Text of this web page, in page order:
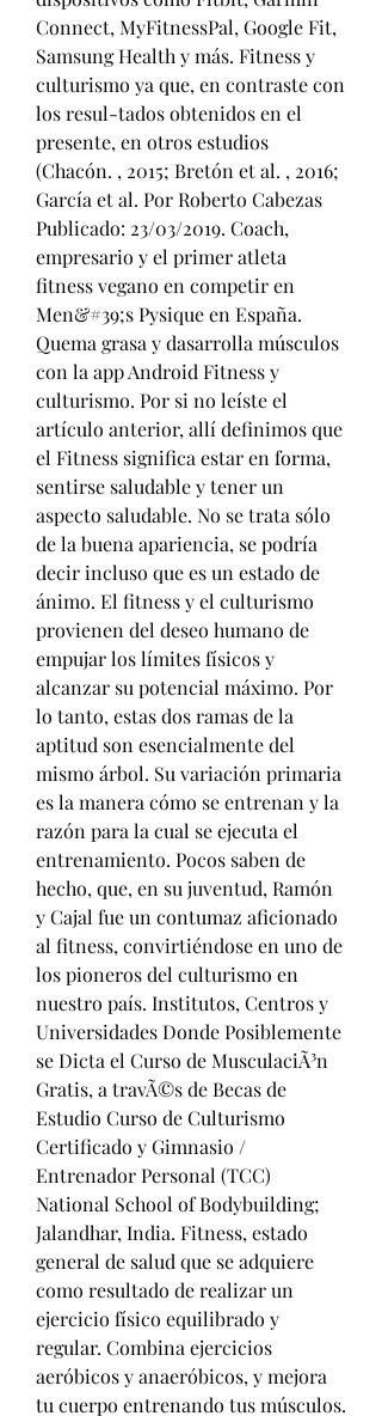
Connect, MyFitnessPal, Google Fit,
Samsung Health y más. Fitness y
culturismo ya que, en contraste con
los resul-tados obtenidos en el
presente, en otros estudios
(Chacón. , 2015; Bretón et al. , 2016;
García et al. Por Roberto Cabezas
Publicado: 23/03/2019. Coach,
empresario y el primer atleta
fitness vegano en competir en
Men&#39;s Pysique en España.
Quema grasa y dasarrolla músculos
con la app Android Fitness y
culturismo. Por si no leíste el
artículo anterior, allí definimos que
el Fitness significa estar en forma,
sentirse saludable y tener un
aspecto saludable. No se trata sólo
de la buena apariencia, se podría
decir incluso que es un estado de
ánimo. El fitness y el culturismo
provienen del deseo humano de
empujar los límites físicos y
alcanzar su potencial máximo. Por
lo tanto, estas dos ramas de la
aptitud son esencialmente del
mismo árbol. Su variación primaria
es la manera cómo se entrenan y la
razón para la cual se ejecuta el
entrenamiento. Pocos saben de
hecho, que, en su juventud, Ramón
y Cajal fue un contumaz aficionado
al fitness, convirtiéndose en uno de
los pioneros del culturismo en
nuestro país. Institutos, Centros y
Universidades Donde Posiblemente
se Dicta el Curso de MusculaciÃ³n
Gratis, a travÃ©s de Becas de
Estudio Curso de Culturismo
Certificado y Gimnasio /
Entrenador Personal (TCC)
National School of Bodybuilding;
Jalandhar, India. Fitness, estado
general de salud que se adquiere
como resultado de realizar un
ejercicio físico equilibrado y
regular. Combina ejercicios
aeróbicos y anaeróbicos, y mejora
tu cuerpo entrenando tus músculos.